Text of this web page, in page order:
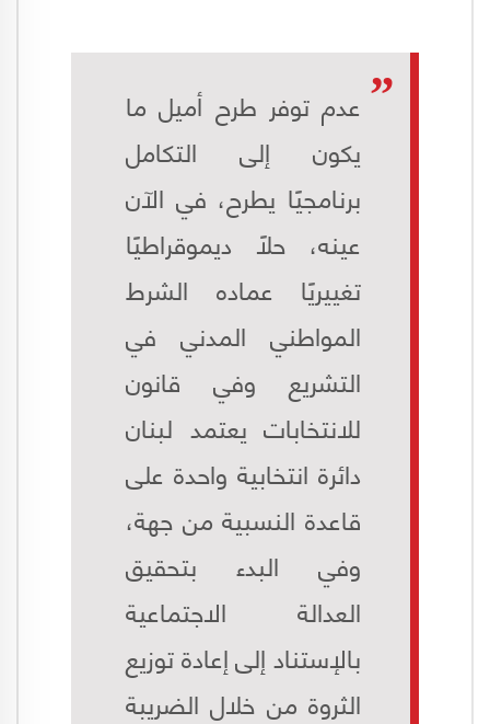
عدم توفر طرح أميل ما
يكون إلى التكامل
برنامجيًا يطرح، في الآن
عينه، حلاً ديموقراطيًا
تغييريًا عماده الشرط
المواطني المدني في
التشريع وفي قانون
للانتخابات يعتمد لبنان
دائرة انتخابية واحدة على
قاعدة النسبية من جهة،
وفي البدء بتحقيق
العدالة الاجتماعية
بالإستناد إلى إعادة توزيع
الثروة من خلال الضريبة